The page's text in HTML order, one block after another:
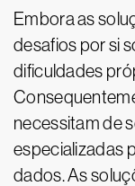
Embora as
desafios por si
dificuldades
necessitam de
especializadas
dados. As